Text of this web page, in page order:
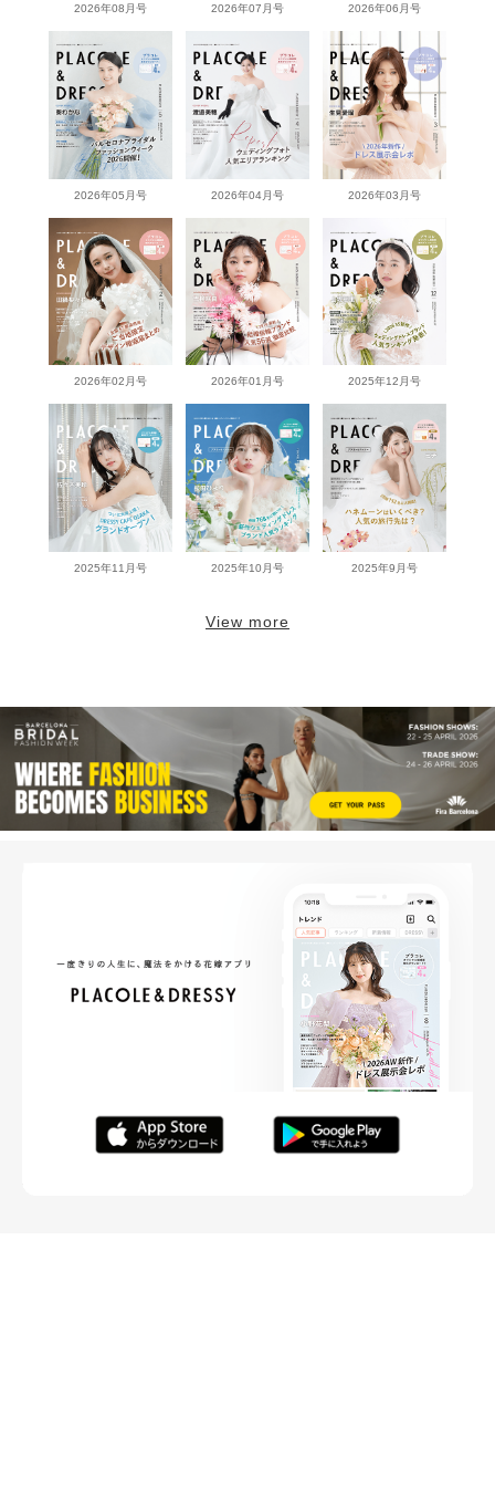
2026年08月号 2026年07月号 2026年06月号
2026年05月号 2026年04月号 2026年03月号
2026年02月号 2026年01月号 2025年12月号
2025年11月号 2025年10月号 2025年9月号
View more